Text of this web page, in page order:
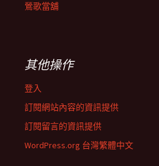
鶯歌當舖
其他操作
登入
訂閱網站內容的資訊提供
訂閱留言的資訊提供
WordPress.org 台灣繁體中文